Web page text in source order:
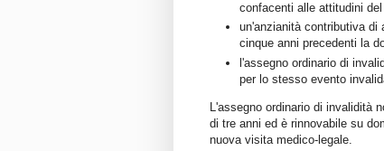
confacenti alle attitudini
un'anzianità contributiva di
cinque anni precedenti la
l'assegno ordinario di
per lo stesso evento
L'assegno ordinario di
di tre anni ed è rinnovabile su
nuova visita medico-legale.